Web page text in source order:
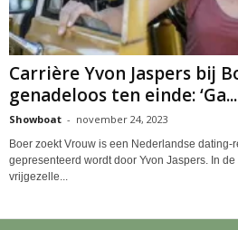
Carrière Yvon Jaspers bij
genadeloos ten einde: ‘Ga...
Showboat - november 24, 2023
Boer zoekt Vrouw is een Nederlandse
gepresenteerd wordt door Yvon Jaspers. In
vrijgezelle...